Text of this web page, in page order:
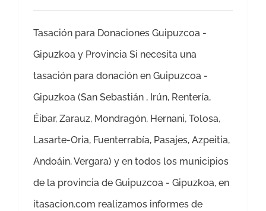
Tasación para Donaciones Guipuzcoa -
Gipuzkoa y Provincia Si necesita una
tasación para donación en Guipuzcoa -
Gipuzkoa (San Sebastián , Irún, Rentería,
Éibar, Zarauz, Mondragón, Hernani, Tolosa,
Lasarte-Oria, Fuenterrabía, Pasajes, Azpeitia,
Andoáin, Vergara) y en todos los municipios
de la provincia de Guipuzcoa - Gipuzkoa, en
itasacion.com realizamos informes de